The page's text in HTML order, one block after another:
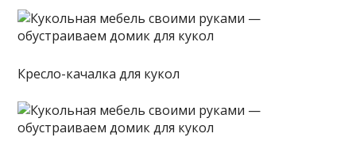
Кресло-качалка для кукол